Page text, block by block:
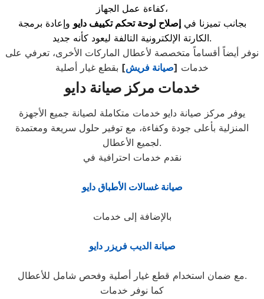
كفاءة عمل الجهاز،
بجانب تميزنا فيإصلاح لوحة تحكم تكييف دايو وإعادة برمجة
الكارتة الإلكترونية التالفة ليعود كأنه جديد.
نوفر أيضاً أقساماً متخصصة لأعطال الماركات الأخرى، تعرفي على
خدمات [صيانة فريش] بقطع غيار أصلية
خدمات مركز صيانة دايو
يوفر مركز صيانة دايو خدمات متكاملة لصيانة جميع الأجهزة
المنزلية بأعلى جودة وكفاءة، مع توفير حلول سريعة ومعتمدة
لجميع الأعطال.
نقدم خدمات احترافية في
صيانة غسالات الأطباق دايو
بالإضافة إلى خدمات
صيانة الديب فريزر دايو
مع ضمان استخدام قطع غيار أصلية وفحص شامل للأعطال.
كما نوفر خدمات